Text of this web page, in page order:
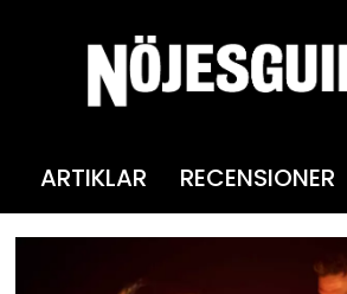
ARTIKLAR RECENSIONER